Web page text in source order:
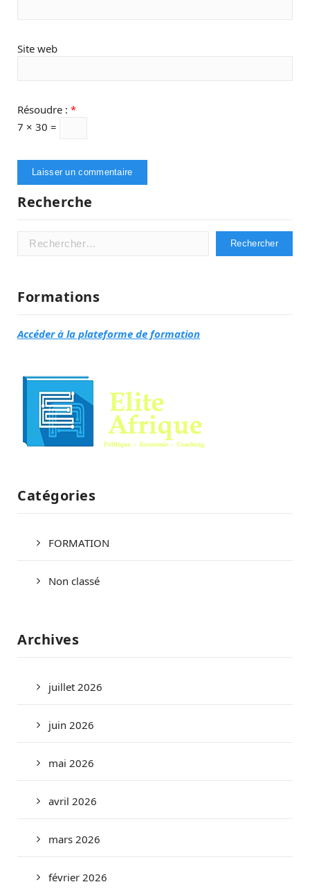
Site web
Résoudre : *
7 × 30 =
Recherche
Rechercher :
Formations
Accéder à la plateforme de formation
Catégories
FORMATION
Non classé
Archives
juillet 2026
juin 2026
mai 2026
avril 2026
mars 2026
février 2026